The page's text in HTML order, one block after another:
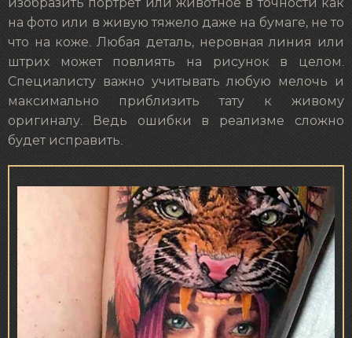
изобразить портрет или животное в точности как
на фото или в живую тяжело даже на бумаге, не то
что на коже. Любая деталь, неровная линия или
штрих может повлиять на рисунок в целом.
Специалисту важно учитывать любую мелочь и
максимально приблизить тату к живому
оригиналу. Ведь ошибки в реализме сложно
будет исправить.